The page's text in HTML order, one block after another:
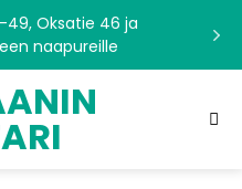
Oksatie 46 ja
naapureille